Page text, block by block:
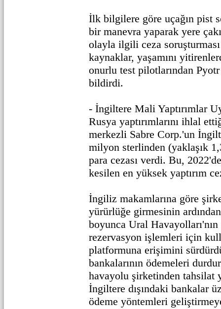
İlk bilgilere göre uçağın pist
bir manevra yaparak yere
olayla ilgili ceza soruşturması
kaynaklar, yaşamını
onurlu test pilotlarından
bildirdi.
- İngiltere Mali Yaptırımlar
Rusya yaptırımlarını ihlal
merkezli Sabre Corp.'un
milyon sterlinden (yaklaşık
para cezası verdi. Bu,
kesilen en yüksek yaptırım
İngiliz makamlarına göre
yürürlüğe girmesinin
boyunca Ural Havayolları'nın
rezervasyon işlemleri için
platformuna erişimini
bankalarının ödemeleri
havayolu şirketinden tahsilat
İngiltere dışındaki bankalar
ödeme yöntemleri